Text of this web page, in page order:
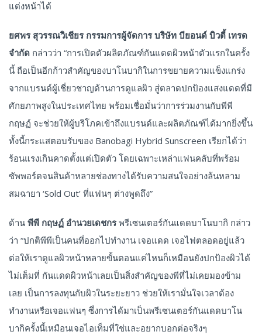
แต่งหน้าได้
ยศพร สุวรรณวิเชียร กรรมการผู้จัดการ บริษัท บียอนด์ บิวตี้ เทรด
จำกัด กล่าวว่า “การเปิดตัวผลิตภัณฑ์กันแดดผิวหน้าตัวแรกในครั้ง
นี้ ถือเป็นอีกก้าวสำคัญของบาโนบากิในการขยายความแข็งแกร่ง
จากแบรนด์ผู้เชี่ยวชาญด้านการดูแลผิว สู่ตลาดปกป้องแสงแดดที่มี
ศักยภาพสูงในประเทศไทย พร้อมเชื่อมั่นว่าการร่วมงานกับพีพี
กฤษฏ์ จะช่วยให้ผู้บริโภคเข้าถึงแบรนด์และผลิตภัณฑ์ได้มากยิ่งขึ้น
ทั้งนี้กระแสตอบรับของ Banobagi Hybrid Sunscreen เรียกได้ว่า
ร้อนแรงเกินคาดตั้งแต่เปิดตัว โดยเฉพาะเหล่าแฟนคลับที่พร้อม
ซัพพอร์ตจนสินค้าหลายช่องทางได้รับความสนใจอย่างล้นหลาม
สมฉายา ‘Sold Out’ ที่แฟนๆ ต่างพูดถึง”
ด้าน พีพี กฤษฏ์ อำนวยเดชกรพรีเซนเตอร์กันแดดบาโนบากิ กล่าว
ว่า “ปกติพีพีเป็นคนที่ออกไปทำงาน เจอแดด เจอไฟตลอดอยู่แล้ว
ต่อให้เราดูแลผิวหน้าหลายขั้นตอนแค่ไหนก็เหมือนยังปกป้องผิวได้
ไม่เต็มที่ กันแดดผิวหน้าเลยเป็นสิ่งสำคัญของพีที่ไม่เคยมองข้าม
เลย เป็นการลงทุนกับผิวในระยะยาว ช่วยให้เรามั่นใจเวลาต้อง
ทำงานหรือเจอแฟนๆ ซึ่งการได้มาเป็นพรีเซนเตอร์กันแดดบาโน
บากิครั้งนี้เหมือนเจอไอเท็มที่ใช่และอยากบอกต่อจริงๆ